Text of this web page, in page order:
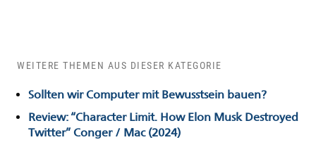
WEITERE THEMEN AUS DIESER KATEGORIE
Sollten wir Computer mit Bewusstsein bauen?
Review: “Character Limit. How Elon Musk Destroyed
Twitter” Conger / Mac (2024)